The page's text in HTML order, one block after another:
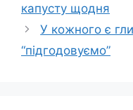
капусту щодня
У кожного є
“підгодовуємо”